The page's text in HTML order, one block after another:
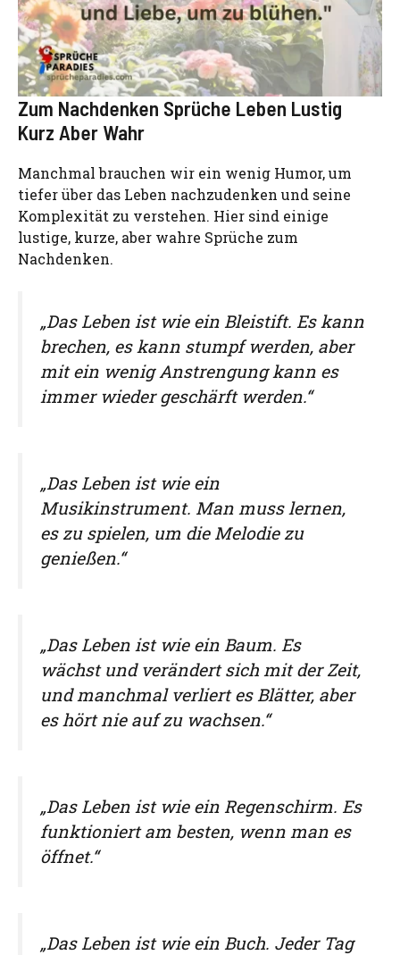
Zum Nachdenken Sprüche Leben Lustig
Kurz Aber Wahr
Manchmal brauchen wir ein wenig Humor, um
tiefer über das Leben nachzudenken und seine
Komplexität zu verstehen. Hier sind einige
lustige, kurze, aber wahre Sprüche zum
Nachdenken.
„Das Leben ist wie ein Bleistift. Es kann
brechen, es kann stumpf werden, aber
mit ein wenig Anstrengung kann es
immer wieder geschärft werden.“
„Das Leben ist wie ein
Musikinstrument. Man muss lernen,
es zu spielen, um die Melodie zu
genießen.“
„Das Leben ist wie ein Baum. Es
wächst und verändert sich mit der Zeit,
und manchmal verliert es Blätter, aber
es hört nie auf zu wachsen.“
„Das Leben ist wie ein Regenschirm. Es
funktioniert am besten, wenn man es
öffnet.“
„Das Leben ist wie ein Buch. Jeder Tag